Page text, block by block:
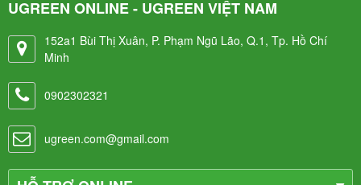
UGREEN ONLINE - UGREEN VIỆT NAM
152a1 Bùi Thị Xuân, P. Phạm Ngũ Lão, Q.1, Tp. Hồ Chí
Minh
0902302321
ugreen.com@gmail.com